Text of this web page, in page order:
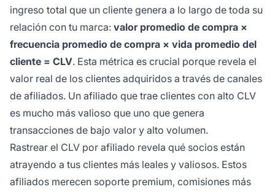
ingreso total que un cliente genera a lo largo de toda su
relación con tu marca: valor promedio de compra ×
frecuencia promedio de compra × vida promedio del
cliente = CLV. Esta métrica es crucial porque revela el
valor real de los clientes adquiridos a través de canales
de afiliados. Un afiliado que trae clientes con alto CLV
es mucho más valioso que uno que genera
transacciones de bajo valor y alto volumen.
Rastrear el CLV por afiliado revela qué socios están
atrayendo a tus clientes más leales y valiosos. Estos
afiliados merecen soporte premium, comisiones más